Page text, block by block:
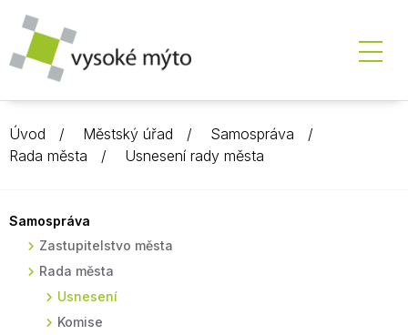
Úvod Městský úřad
Samospráva
Rada města
Usnesení rady města
Samospráva
Zastupitelstvo města
Rada města
Usnesení
Komise